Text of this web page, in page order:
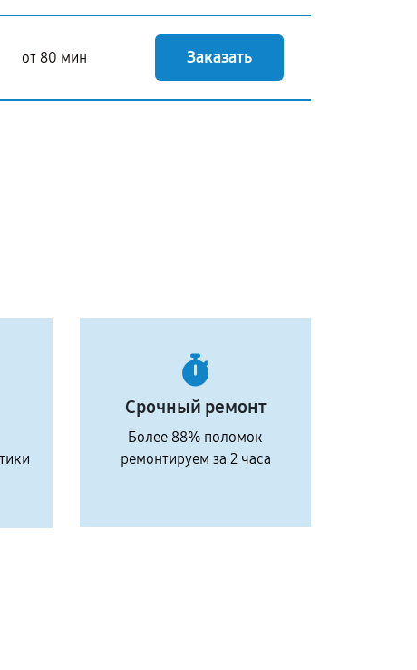
от 80 мин Заказать
Срочный ремонт
Более 88% поломок
ремонтируем за 2 часа